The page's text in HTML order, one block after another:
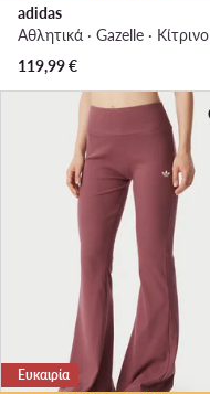
adidas
Αθλητικά · Gazelle · Κίτρινο
119,99€
Ευκαιρία